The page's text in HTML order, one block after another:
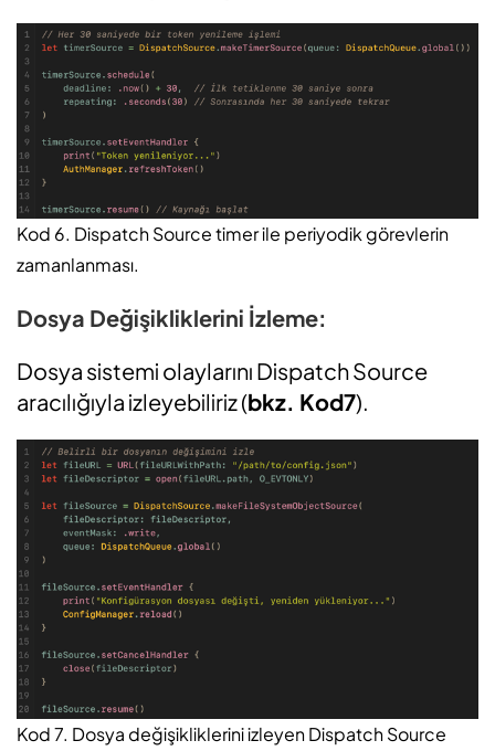
Kod 6. Dispatch Source timer ile periyodik görevlerin
zamanlanması.
Dosya Değişikliklerini İzleme:
Dosya sistemi olaylarını Dispatch Source
aracılığıyla izleyebiliriz (bkz. Kod7).
Kod 7. Dosya değişikliklerini izleyen Dispatch Source